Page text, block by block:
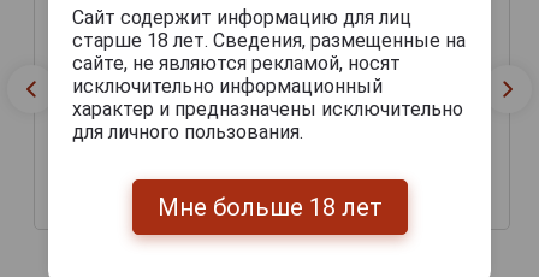
Saint Aubin 1989
1989г 0.7л в тубе
16 931 руб.
1989г 0.7л в тубе
12 663 руб.
Сайт содержит информацию для лиц
старше 18 лет. Сведения, размещенные на
сайте, не являются рекламой, носят
исключительно информационный
характер и предназначены исключительно
для личного пользования.
Мне больше 18 лет